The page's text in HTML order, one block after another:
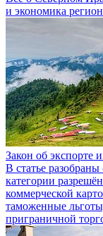
и экономика
Закон об экспорте
В статье
категории
коммерческой
таможенные
приграничной